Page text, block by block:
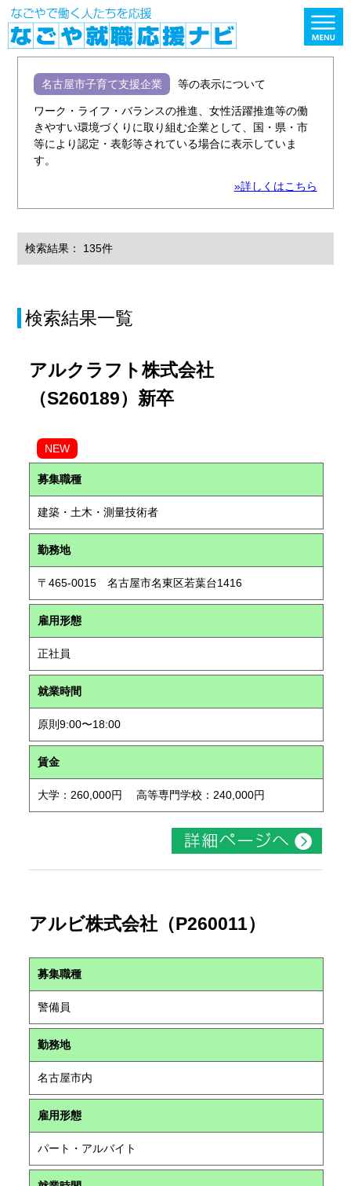
名古屋市子育て支援企業 等の表示について
ワーク・ライフ・バランスの推進、女性活躍推進等の働
きやすい環境づくりに取り組む企業として、国・県・市
等により認定・表彰等されている場合に表示していま
す。
»詳しくはこちら
検索結果： 135件
検索結果一覧
アルクラフト株式会社
（S260189）新卒
NEW
募集職種
建築・土木・測量技術者
勤務地
〒465-0015 名古屋市名東区若葉台1416
雇用形態
正社員
就業時間
原則9:00〜18:00
賃金
大学：260,000円 高等専門学校：240,000円
アルビ株式会社（P260011）
募集職種
警備員
勤務地
名古屋市内
雇用形態
パート・アルバイト